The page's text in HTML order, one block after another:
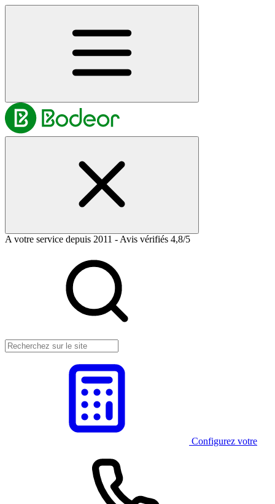
A votre service depuis 2011 - Avis vérifiés 4,8/5
Configurez votre